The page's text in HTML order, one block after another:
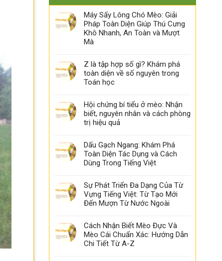
Máy Sấy Lông Chó Mèo: Giải
Pháp Toàn Diện Giúp Thú Cưng
Khô Nhanh, An Toàn và Mượt
Mà
Z là tập hợp số gì? Khám phá
toàn diện về số nguyên trong
Toán học
Hội chứng bí tiểu ở mèo: Nhận
biết, nguyên nhân và cách phòng
trị hiệu quả
Dấu Gạch Ngang: Khám Phá
Toàn Diện Tác Dụng và Cách
Dùng Trong Tiếng Việt
Sự Phát Triển Đa Dạng Của Từ
Vựng Tiếng Việt: Từ Tạo Mới
Đến Mượn Từ Nước Ngoài
Cách Nhận Biết Mèo Đực Và
Mèo Cái Chuẩn Xác: Hướng Dẫn
Chi Tiết Từ A-Z